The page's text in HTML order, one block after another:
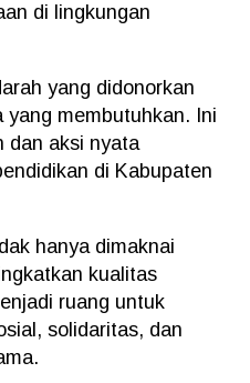
di lingkungan
yang didonorkan
membutuhkan. Ini
dan aksi nyata
di Kabupaten
hanya dimaknai
kualitas
ruang untuk
solidaritas, dan